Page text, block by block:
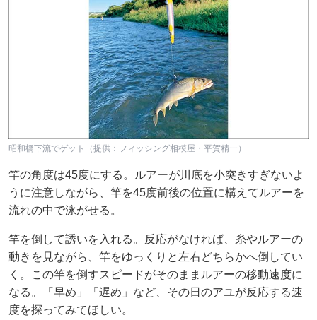
昭和橋下流でゲット（提供：フィッシング相模屋・平賀精一）
竿の角度は45度にする。ルアーが川底を小突きすぎないよ
うに注意しながら、竿を45度前後の位置に構えてルアーを
流れの中で泳がせる。
竿を倒して誘いを入れる。反応がなければ、糸やルアーの
動きを見ながら、竿をゆっくりと左右どちらかへ倒してい
く。この竿を倒すスピードがそのままルアーの移動速度に
なる。「早め」「遅め」など、その日のアユが反応する速
度を探ってみてほしい。